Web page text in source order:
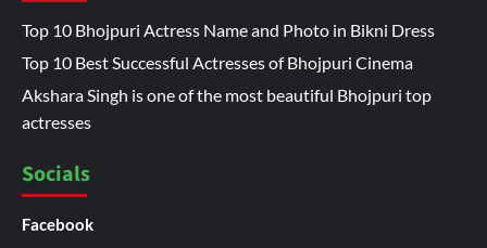
Top 10 Bhojpuri Actress Name and Photo in Bikni Dress
Top 10 Best Successful Actresses of Bhojpuri Cinema
Akshara Singh is one of the most beautiful Bhojpuri top
actresses
Socials
Facebook